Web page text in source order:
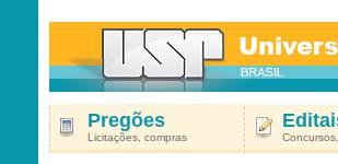
Pregões
Licitações, compras